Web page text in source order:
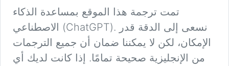
تمت ترجمة هذا الموقع بمساعدة الذكاء
الاصطناعي (ChatGPT). نسعى إلى الدقة قدر
الإمكان، لكن لا يمكننا ضمان أن جميع الترجمات
من الإنجليزية صحيحة تمامًا. إذا كانت لديك أي